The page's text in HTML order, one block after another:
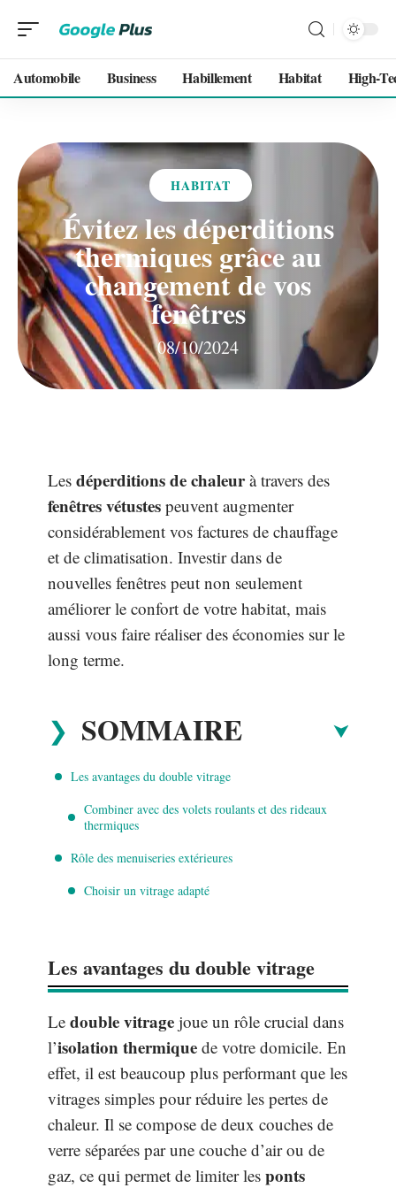
Automobile Business Habillement Habitat High-
HABITAT
Évitez les déperditions
thermiques grâce au
changement de vos
fenêtres
08/10/2024
Les déperditions de chaleurà travers des
fenêtres vétustes peuvent augmenter
considérablement vos factures de chauffage
et de climatisation. Investir dans de
nouvelles fenêtres peut non seulement
améliorer le confort de votre habitat, mais
aussi vous faire réaliser des économies sur le
long terme.
SOMMAIRE
Les avantages du double vitrage
Combiner avec des volets roulants et des rideaux
thermiques
Rôle des menuiseries extérieures
Choisir un vitrage adapté
Les avantages du double vitrage
Le double vitrage joue un rôle crucial dans
l’isolation thermique de votre domicile. En
effet, il est beaucoup plus performant que les
vitrages simples pour réduire les pertes de
chaleur. Il se compose de deux couches de
verre séparées par une couche d’air ou de
gaz, ce qui permet de limiter les ponts